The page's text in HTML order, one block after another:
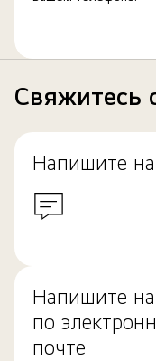
Свяжитесь
Напишите
Напишите
по
почте